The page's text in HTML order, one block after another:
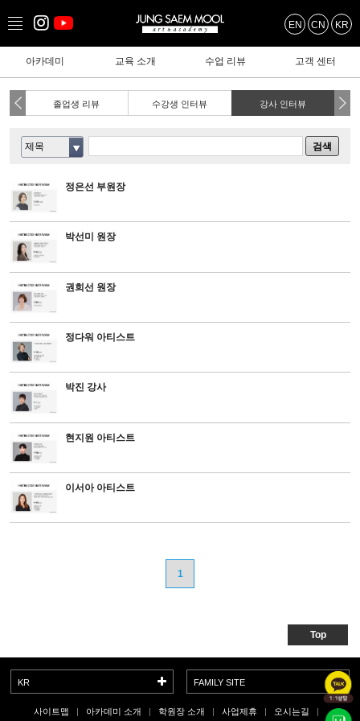
EN CN KR
아카데미 교육 소개 수업 리뷰 고객 센터
졸업생 리뷰 수강생 인터뷰 강사 인터뷰
제목 검색
정은선 부원장
박선미 원장
권희선 원장
정다워 아티스트
박진 강사
현지원 아티스트
이서아 아티스트
1
Top
KR FAMILY SITE
사이트맵 아카데미 소개 학원장 소개 사업제휴 오시는길